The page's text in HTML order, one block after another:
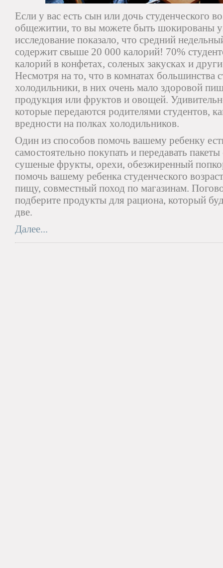
Если у вас есть сын или дочь студенческого
общежитии, то вы можете быть шокированы
исследование показало, что средний
содержит свыше 20 000 калорий! 70%
калорий в конфетах, соленых закусках и
Несмотря на то, что в комнатах большинства
холодильники, в них очень мало здоровой
продукция или фруктов и овощей.
которые передаются родителями студентов,
вредности на полках холодильников.
Один из способов помочь вашему ребенку
самостоятельно покупать и передавать
сушеные фрукты, орехи, обезжиренный
помочь вашему ребенка студенческого
пищу, совместный поход по магазинам.
подберите продукты для рациона, который
две.
Далее...